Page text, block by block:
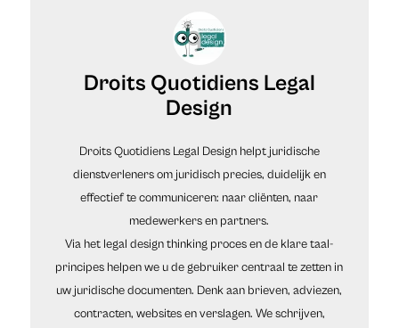
Droits Quotidiens Legal
Design
Droits Quotidiens Legal Design helpt juridische
dienstverleners om juridisch precies, duidelijk en
effectief te communiceren: naar cliënten, naar
medewerkers en partners.
Via het legal design thinking proces en de klare taal-
principes helpen we u de gebruiker centraal te zetten in
uw juridische documenten. Denk aan brieven, adviezen,
contracten, websites en verslagen. We schrijven,